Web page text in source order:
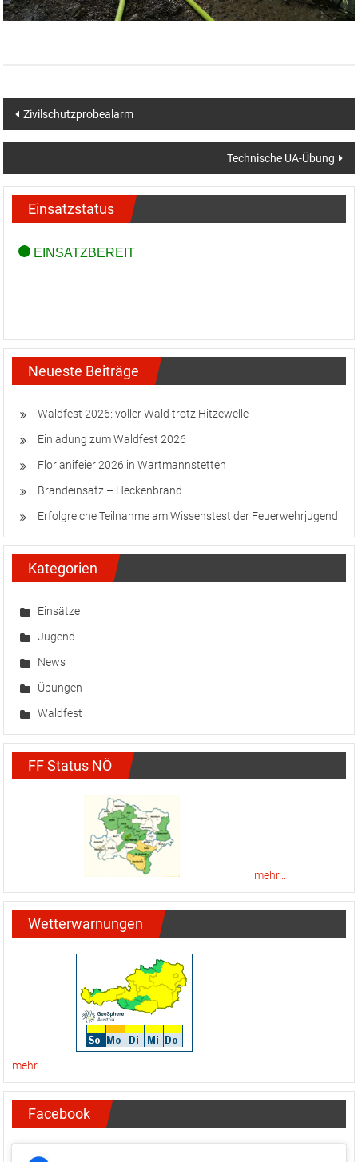
Beitragsnavigation
Zivilschutzprobealarm
Technische UA-Übung
Einsatzstatus
Neueste Beiträge
Waldfest 2026: voller Wald trotz Hitzewelle
Einladung zum Waldfest 2026
Florianifeier 2026 in Wartmannstetten
Brandeinsatz – Heckenbrand
Erfolgreiche Teilnahme am Wissenstest der Feuerwehrjugend
Kategorien
Einsätze
Jugend
News
Übungen
Waldfest
FF Status NÖ
mehr...
Wetterwarnungen
mehr...
Facebook